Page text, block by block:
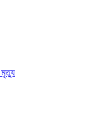
মৃত্যু